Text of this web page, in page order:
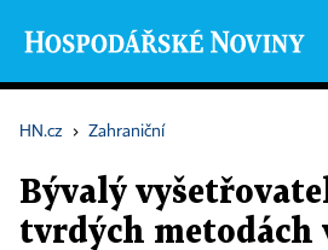
HN.cz › Zahraniční
Bývalý
tvrdých metodách